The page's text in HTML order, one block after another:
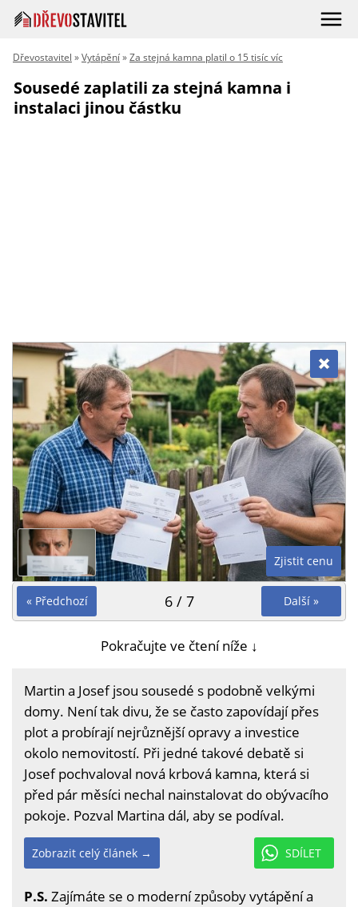
Dřevostavitel »Vytápění»Za stejná kamna platil o 15 tisíc víc
Sousedé zaplatili za stejná kamna i
instalaci jinou částku
Zjistit cenu
« Předchozí Další »
6 / 7
Pokračujte ve čtení níže ↓
Martin a Josef jsou sousedé s podobně velkými
domy. Není tak divu, že se často zapovídají přes
plot a probírají nejrůznější opravy a investice
okolo nemovitostí. Při jedné takové debatě si
Josef pochvaloval nová krbová kamna, která si
před pár měsíci nechal nainstalovat do obývacího
pokoje. Pozval Martina dál, aby se podíval.
SDÍLET
Zobrazit celý článek →
P.S. Zajímáte se o moderní způsoby vytápění a